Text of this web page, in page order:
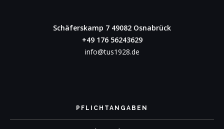
Schäferskamp 7 49082 Osnabrück
+49 176 56243629
info@tus1928.de
PFLICHTANGABEN